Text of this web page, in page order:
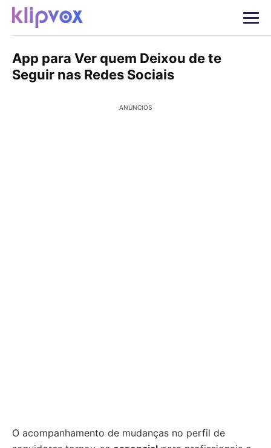
App para Ver quem Deixou de te
Seguir nas Redes Sociais
ANÚNCIOS
O acompanhamento de mudanças no perfil de